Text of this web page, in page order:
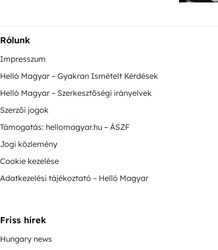
Rólunk
Impresszum
Helló Magyar – Gyakran Ismételt Kérdések
Helló Magyar – Szerkesztőségi irányelvek
Szerzői jogok
Támogatás: hellomagyar.hu – ÁSZF
Jogi közlemény
Cookie kezelése
Adatkezelési tájékoztató – Helló Magyar
Friss hírek
Hungary news